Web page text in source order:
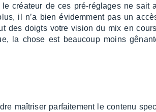
le créa­teur de ces pré-réglages ne sait
il n’a bien évidem­ment pas un
des doigts votre vision du mix en
la chose est beau­coup moins
maîtri­ser parfai­te­ment le contenu